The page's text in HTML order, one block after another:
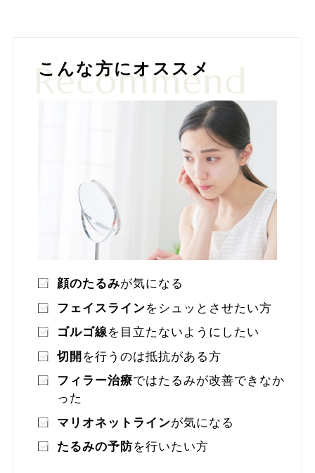
こんな方にオススメ
Recommend
顔のたるみが気になる
フェイスラインをシュッとさせたい方
ゴルゴ線を目立たないようにしたい
切開 を行うのは抵抗がある方
フィラー治療ではたるみが改善できなか
った
マリオネットラインが気になる
たるみの予防を行いたい方